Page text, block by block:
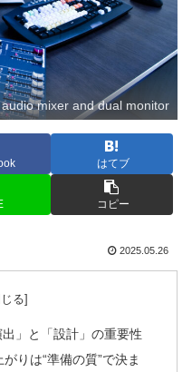
mixer and dual monitor
はてブ
コピー
2025.05.26
」と「設計」の重要性
りは“準備の質”で決ま